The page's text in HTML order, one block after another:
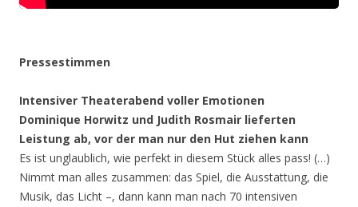
Pressestimmen
Intensiver Theaterabend voller Emotionen
Dominique Horwitz und Judith Rosmair lieferten
Leistung ab, vor der man nur den Hut ziehen kann
Es ist unglaublich, wie perfekt in diesem Stück alles pass! (…)
Nimmt man alles zusammen: das Spiel, die Ausstattung, die
Musik, das Licht –, dann kann man nach 70 intensiven